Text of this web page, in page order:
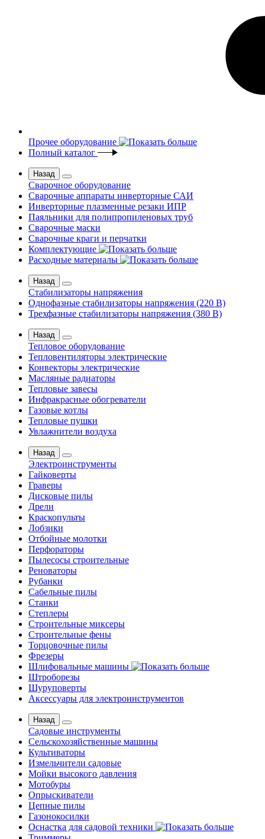
Прочее оборудование
Полный каталог
Назад
Сварочное оборудование
Сварочные аппараты инверторные САИ
Инверторные плазменные резаки ИПР
Паяльники для полипропиленовых труб
Сварочные маски
Сварочные краги и перчатки
Комплектующие
Расходные материалы
Назад
Стабилизаторы напряжения
Однофазные стабилизаторы напряжения (220 В)
Трехфазные стабилизаторы напряжения (380 В)
Назад
Тепловое оборудование
Тепловентиляторы электрические
Конвекторы электрические
Масляные радиаторы
Тепловые завесы
Инфракрасные обогреватели
Газовые котлы
Тепловые пушки
Увлажнители воздуха
Назад
Электроинструменты
Гайковерты
Граверы
Дисковые пилы
Дрели
Краскопульты
Лобзики
Отбойные молотки
Перфораторы
Пылесосы строительные
Реноваторы
Рубанки
Сабельные пилы
Станки
Степлеры
Строительные миксеры
Строительные фены
Торцовочные пилы
Фрезеры
Шлифовальные машины
Штроборезы
Шуруповерты
Аксессуары для электроинструментов
Назад
Садовые инструменты
Сельскохозяйственные машины
Культиваторы
Измельчители садовые
Мойки высокого давления
Мотобуры
Опрыскиватели
Цепные пилы
Газонокосилки
Оснастка для садовой техники